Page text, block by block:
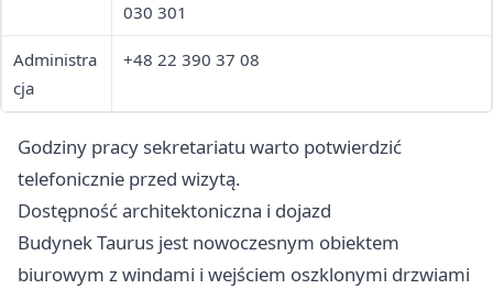
030 301
Administra
cja
+48 22 390 37 08
Godziny pracy sekretariatu warto potwierdzić
telefonicznie przed wizytą.
Dostępność architektoniczna i dojazd
Budynek Taurus jest nowoczesnym obiektem
biurowym z windami i wejściem oszklonymi drzwiami